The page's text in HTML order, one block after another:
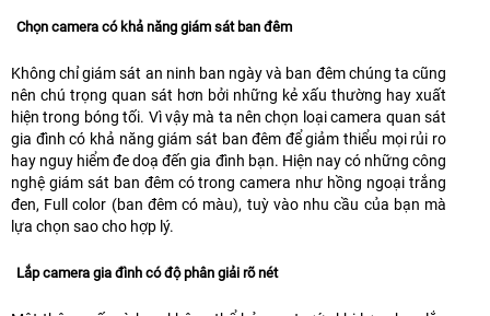
Chọn camera có khả năng giám sát ban đêm
Không chỉ giám sát an ninh ban ngày và ban đêm chúng ta cũng
nên chú trọng quan sát hơn bởi những kẻ xấu thường hay xuất
hiện trong bóng tối. Vì vậy mà ta nên chọn loại camera quan sát
gia đình có khả năng giám sát ban đêm để giảm thiểu mọi rủi ro
hay nguy hiểm đe doạ đến gia đình bạn. Hiện nay có những công
nghệ giám sát ban đêm có trong camera như hồng ngoại trắng
đen, Full color (ban đêm có màu), tuỳ vào nhu cầu của bạn mà
lựa chọn sao cho hợp lý.
Lắp camera gia đình có độ phân giải rõ nét